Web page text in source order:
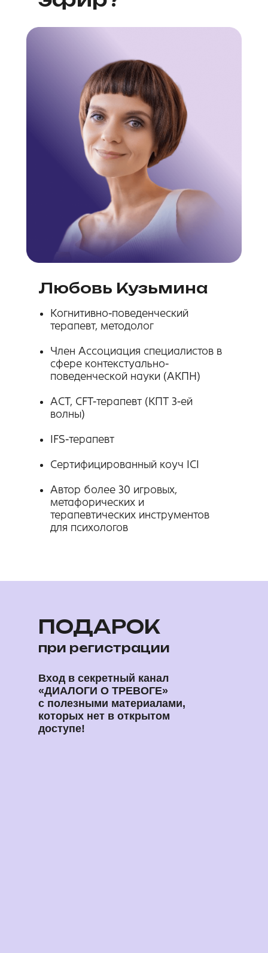
Любовь Кузьмина
Когнитивно-поведенческий
терапевт, методолог
Член Ассоциация специалистов в
сфере контекстуально-
поведенческой науки (АКПН)
ACT, CFT-терапевт (КПТ 3-ей
волны)
IFS-терапевт
Сертифицированный коуч ICI
Автор более 30 игровых,
метафорических и
терапевтических инструментов
для психологов
при регистрации
Вход в секретный канал
«ДИАЛОГИ О ТРЕВОГЕ»
с полезными материалами,
которых нет в открытом
доступе!
ПОДАРОК
№ Л035-01298-77/00180305
ИНН 9705159075
Таганский ул. Большие Каменщики, д. 1
Телефон: +7 (495) 127-01-82
эл. почта: services@ii-pp.ru
Все материалы курсов, являются интеллектуальной
собственностью, охраняются Законом об авторском праве,
предназначены только для личного использования и не
подлежат передаче третьим лицам. Копирование,
тиражирование и коммерческое использование без
разрешения автора запрещены.
Продукция произведена на территории Российской
Федерации.
Products made in Russian Federation.
Публичная оферта на заключение договора на
оказание платных образовательных услуг
Согласие на получение рекламных рассылок
Согласие на обработку персональных данных
Лицензия
Возврат денежных средств